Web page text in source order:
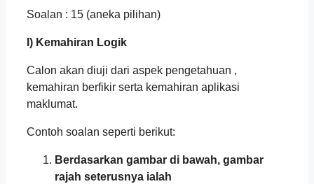
Soalan : 15 (aneka pilihan)
I) Kemahiran Logik
Calon akan diuji dari aspek pengetahuan ,
kemahiran berfikir serta kemahiran aplikasi
maklumat.
Contoh soalan seperti berikut:
Berdasarkan gambar di bawah, gambar
rajah seterusnya ialah